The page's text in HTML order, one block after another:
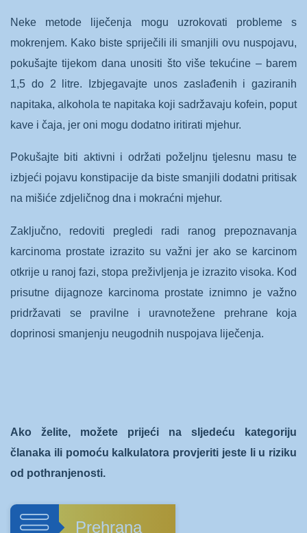
Neke metode liječenja mogu uzrokovati probleme s
mokrenjem. Kako biste spriječili ili smanjili ovu nuspojavu,
pokušajte tijekom dana unositi što više tekućine – barem
1,5 do 2 litre. Izbjegavajte unos zaslađenih i gaziranih
napitaka, alkohola te napitaka koji sadržavaju kofein, poput
kave i čaja, jer oni mogu dodatno iritirati mjehur.
Pokušajte biti aktivni i održati poželjnu tjelesnu masu te
izbjeći pojavu konstipacije da biste smanjili dodatni pritisak
na mišiće zdjeličnog dna i mokraćni mjehur.
Zaključno, redoviti pregledi radi ranog prepoznavanja
karcinoma prostate izrazito su važni jer ako se karcinom
otkrije u ranoj fazi, stopa preživljenja je izrazito visoka. Kod
prisutne dijagnoze karcinoma prostate iznimno je važno
pridržavati se pravilne i uravnotežene prehrane koja
doprinosi smanjenju neugodnih nuspojava liječenja.
Ako želite, možete prijeći na sljedeću kategoriju
članaka ili pomoću kalkulatora provjeriti jeste li u riziku
od pothranjenosti.
Prehrana